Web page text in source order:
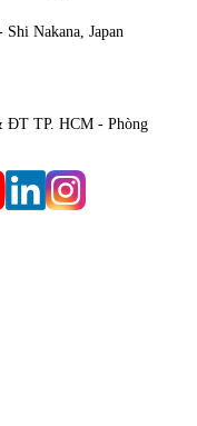
Nakana, Japan
ĐT TP. HCM - Phòng